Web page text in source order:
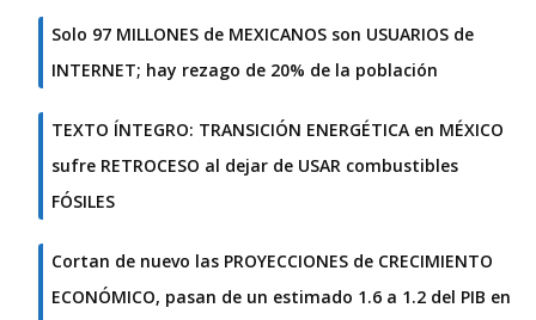
Solo 97 MILLONES de MEXICANOS son USUARIOS de
INTERNET; hay rezago de 20% de la población
TEXTO ÍNTEGRO: TRANSICIÓN ENERGÉTICA en MÉXICO
sufre RETROCESO al dejar de USAR combustibles
FÓSILES
Cortan de nuevo las PROYECCIONES de CRECIMIENTO
ECONÓMICO, pasan de un estimado 1.6 a 1.2 del PIB en